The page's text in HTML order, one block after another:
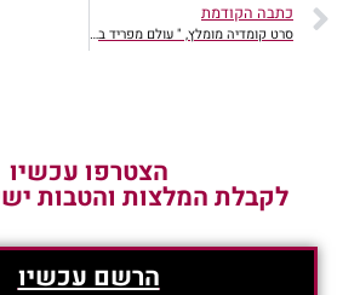
כתבה הקודמת
סרט קומדיה מומלץ, " עולם מפריד ביננו"
הצטרפו עכשיו
לקבלת המלצות והטבות
הרשם עכשיו